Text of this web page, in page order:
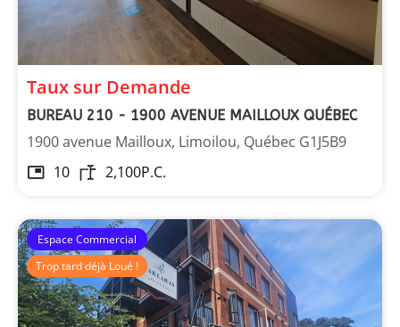
Taux sur Demande
BUREAU 210 - 1900 AVENUE MAILLOUX QUÉBEC
1900 avenue Mailloux, Limoilou, Québec G1J5B9
10
2,100P.C.
Espace Commercial
Trop tard déjà Loué !